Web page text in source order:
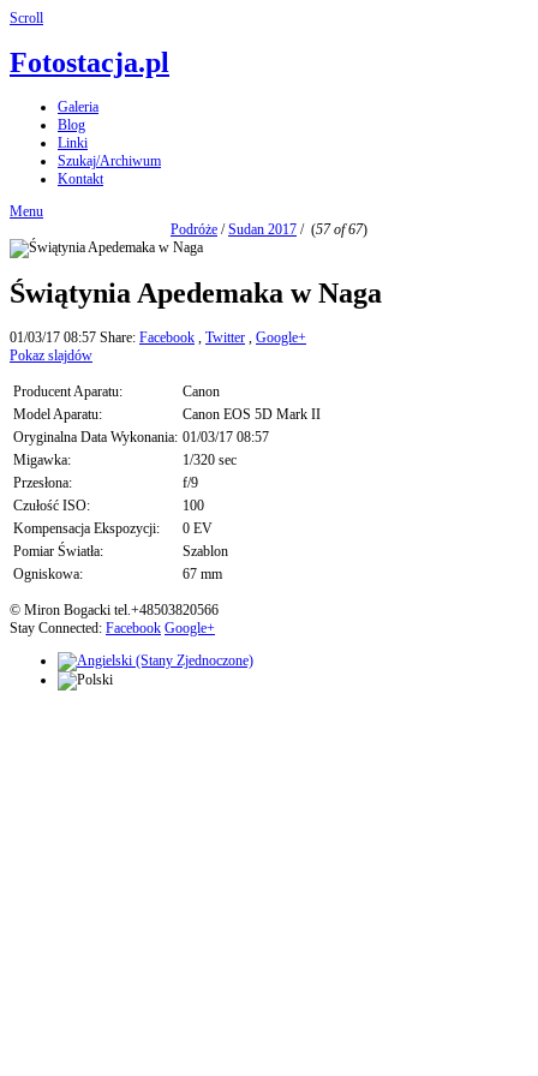
Scroll
Fotostacja.pl
Galeria
Blog
Linki
Szukaj/Archiwum
Kontakt
Menu
Podróże /Sudan 2017 / (57 of 67)
Świątynia Apedemaka w Naga
01/03/17 08:57 Share: Facebook , Twitter , Google+
Pokaz slajdów
Producent Aparatu:
Canon
Model Aparatu:
Canon EOS 5D Mark II
Oryginalna Data Wykonania: 01/03/17 08:57
Migawka:
1/320 sec
Przesłona:
f/9
Czułość ISO:
100
Kompensacja Ekspozycji:
0 EV
Pomiar Światła:
Szablon
Ogniskowa:
67 mm
© Miron Bogacki tel.+48503820566
Stay Connected: Facebook Google+